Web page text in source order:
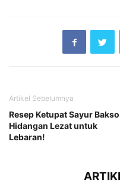
Artikel Sebelumnya
Resep Ketupat Sayur Bakso
Hidangan Lezat untuk
Lebaran!